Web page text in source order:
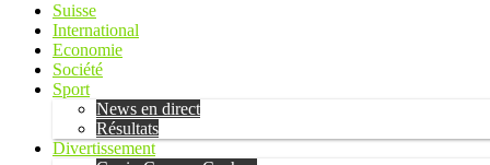
Suisse
International
Economie
Société
Sport
News en direct
Résultats
Divertissement